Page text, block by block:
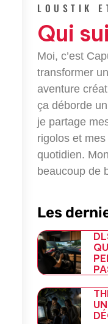
LOUSTIK
Qui
Moi, c’est
transformer
aventure
ça déborde
je partage
rigolos et
quotidien.
beaucoup de
Les